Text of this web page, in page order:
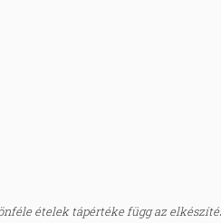
ételek tápértéke függ az